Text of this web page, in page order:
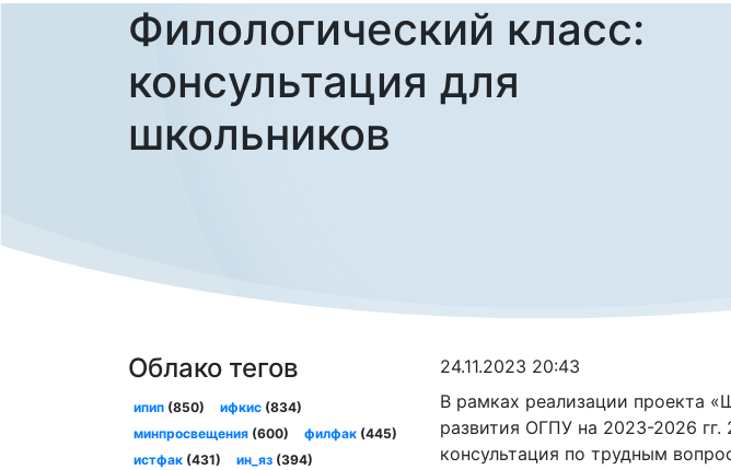
Филологический класс:
консультация для
школьников
24.11.2023 20:43
В рамках реализации проекта
развития ОГПУ на 2023-2026
консультация по трудным
Облако тегов
ипип(850) ифкис (834)
минпросвещения(600) филфак (445)
истфак(431) ин_яз (394)